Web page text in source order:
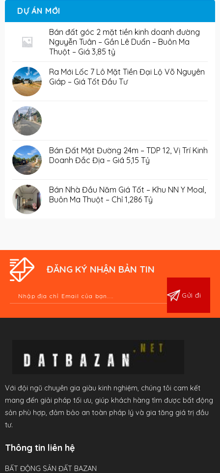
DỰ ÁN MỚI
Bán đất góc 2 mặt tiền kinh doanh đường
Nguyễn Tuân – Gần Lê Duẩn – Buôn Ma
Thuột – Giá 3,85 tỷ
Ra Mới Lốc 7 Lô Mặt Tiền Đại Lộ Võ Nguyên
Giáp – Giá Tốt Đầu Tư
Bán Đất Mặt Đường 24m – TDP 12, Vị Trí Kinh
Doanh Đắc Địa – Giá 5,15 Tỷ
Bán Nhà Đầu Năm Giá Tốt – Khu NN Y Moal,
Buôn Ma Thuột – Chỉ 1,286 Tỷ
ĐĂNG KÝ NHẬN BẢN TIN
Với đội ngũ chuyên gia giàu kinh nghiệm, chúng tôi cam kết
mang đến giải pháp tối ưu, giúp khách hàng tìm được bất động
sản phù hợp, đảm bảo an toàn pháp lý và gia tăng giá trị đầu
tư.
Thông tin liên hệ
BẤT ĐỘNG SẢN ĐẤT BAZAN